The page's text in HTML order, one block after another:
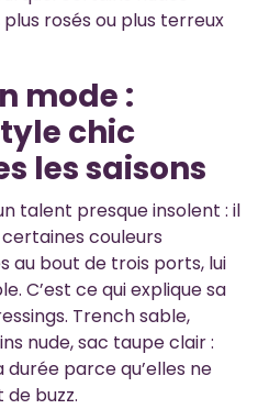
rosés ou plus terreux
mode :
chic
les saisons
talent presque insolent : il
couleurs
au bout de trois ports, lui
C’est ce qui explique sa
Trench sable,
nude, sac taupe clair :
parce qu’elles ne
buzz.